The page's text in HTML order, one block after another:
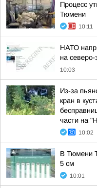
Процесс
Тюмени
10:11
НАТО
на
10:03
Из-за
кран в
части на
10:02
В Тюмени
5 см
10:01